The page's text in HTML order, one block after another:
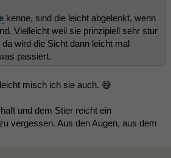
kenne, sind die leicht abgelenkt, wenn
Vielleicht weil sie prinzipiell sehr stur
wird die Sicht dann leicht mal
passiert.
misch ich sie auch. 😅
und dem Stier reicht ein
vergessen. Aus den Augen, aus dem